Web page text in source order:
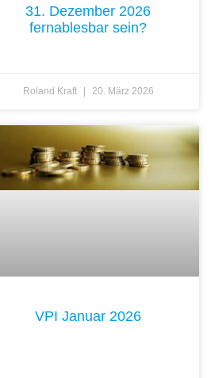
31. Dezember 2026
fernablesbar sein?
Roland Kraft 20. März 2026
VPI Januar 2026